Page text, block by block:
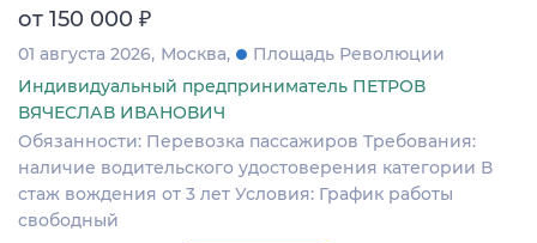
от 150 000 ₽
01 августа 2026 Москва
Площадь Революции
Индивидуальный предприниматель ПЕТРОВ
ВЯЧЕСЛАВ ИВАНОВИЧ
Обязанности: Перевозка пассажиров Требования:
наличие водительского удостоверения категории В
стаж вождения от 3 лет Условия: График работы
свободный